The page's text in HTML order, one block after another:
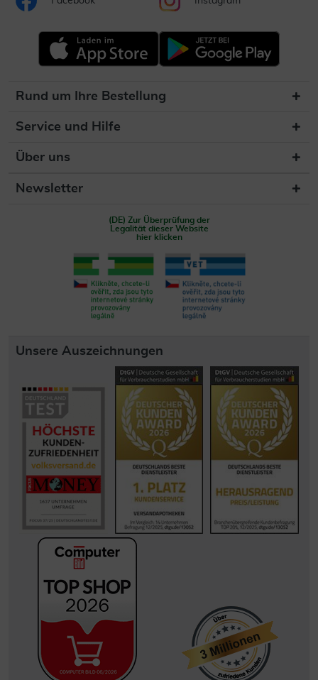
Rund um Ihre Bestellung
Service und Hilfe
Über uns
Newsletter
(DE) Zur Überprüfung der
Legalität dieser Website
hier klicken
Unsere Auszeichnungen